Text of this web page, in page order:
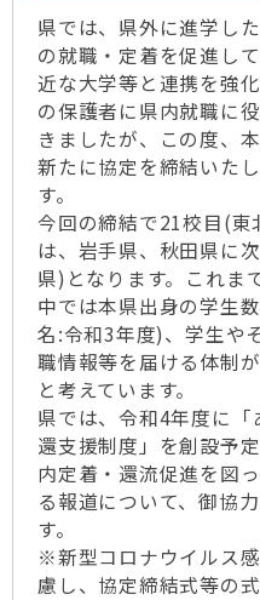
県では、県外に進学し
の就職・定着を促進し
近な大学等と連携を強
の保護者に県内就職に
きましたが、この度、
新たに協定を締結いた
す。
今回の締結で21校目(東
は、岩手県、秋田県に
県)となります。これま
中では本県出身の学生
名:令和3年度)、学生や
職情報等を届ける体制
と考えています。
県では、令和4年度に
還支援制度」を創設予
内定着・還流促進を図
る報道について、御協
す。
※新型コロナウイルス
慮し、協定締結式等の